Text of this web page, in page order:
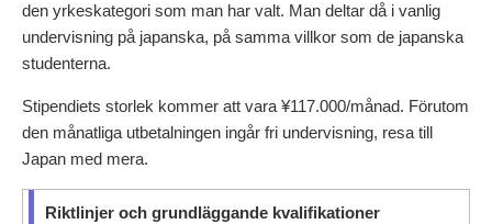
den yrkeskategori som man har valt. Man deltar då i vanlig
undervisning på japanska, på samma villkor som de japanska
studenterna.
Stipendiets storlek kommer att vara ¥117.000/månad. Förutom
den månatliga utbetalningen ingår fri undervisning, resa till
Japan med mera.
Riktlinjer och grundläggande kvalifikationer